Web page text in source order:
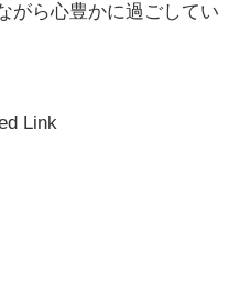
がら心豊かに過ごしてい
Link